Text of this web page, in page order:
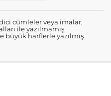
cümleler veya imalar,
ile yazılmamış,
büyük harflerle yazılmış